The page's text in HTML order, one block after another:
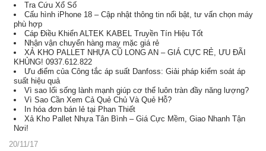
Tra Cứu Xổ Số
Cấu hình iPhone 18 – Cập nhật thông tin nổi bật, tư vấn chọn máy
phù hợp
Cáp Điều Khiển ALTEK KABEL Truyền Tín Hiệu Tốt
Nhận vận chuyển hàng may mặc giá rẻ
XẢ KHO PALLET NHỰA CŨ LONG AN – GIÁ CỰC RẺ, ƯU ĐÃI
KHỦNG! 0937.612.822
Ưu điểm của Công tắc áp suất Danfoss: Giải pháp kiểm soát áp
suất hiệu quả
Vì sao lối sống lành mạnh giúp cơ thể luôn tràn đầy năng lượng?
Vì Sao Cần Xem Cả Quẻ Chủ Và Quẻ Hỗ?
In hóa đơn bán lẻ tại Phan Thiết
Xả Kho Pallet Nhựa Tân Bình – Giá Cực Mềm, Giao Nhanh Tận
Nơi!
20/11/17